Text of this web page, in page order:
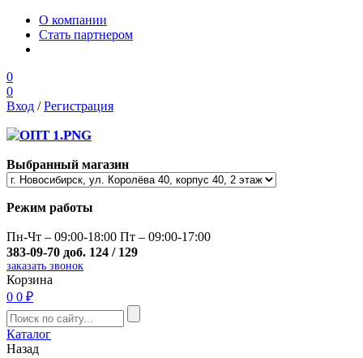
О компании
Стать партнером
0
0
Вход /Регистрация
Выбранный магазин
Режим работы
Пн-Чт – 09:00-18:00 Пт – 09:00-17:00
383-09-70 доб. 124 / 129
заказать звонок
Корзина
0 0 ₽
Каталог
Назад